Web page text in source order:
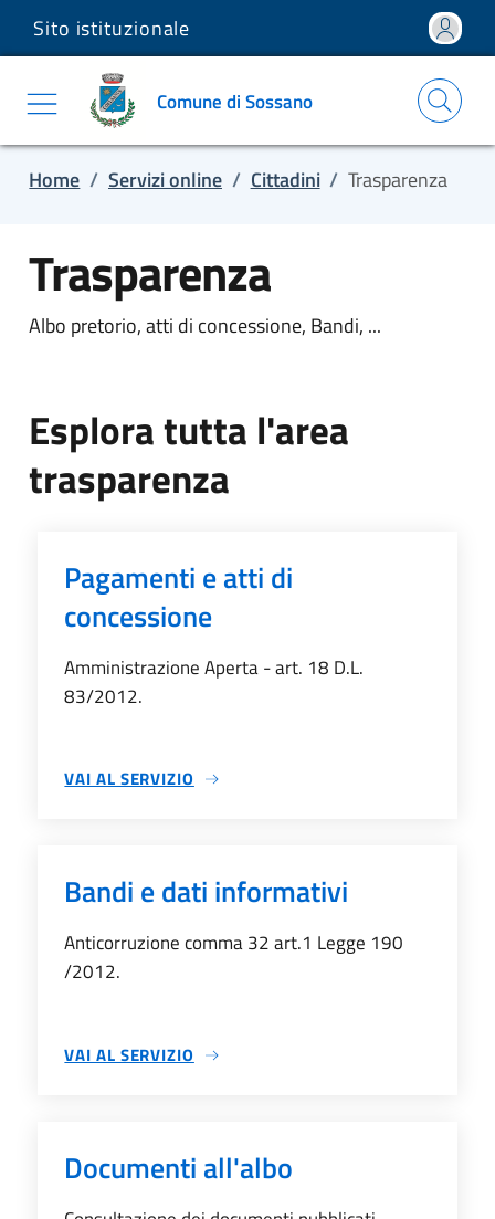
Salta e vai al contenuto
Salta e vai al footer
Sito istituzionale
Comune di Sossano
Home / Servizi online / Cittadini / Trasparenza
Trasparenza
Albo pretorio, atti di concessione, Bandi, ...
Esplora tutta l'area
trasparenza
Pagamenti e atti di
concessione
Amministrazione Aperta - art. 18 D.L.
83/2012.
VAI AL SERVIZIO
SU PAGAMENTI E ATTI DI CONCESSIONE
Bandi e dati informativi
Anticorruzione comma 32 art.1 Legge 190
/2012.
VAI AL SERVIZIO
SU BANDI E DATI INFORMATIVI
Documenti all'albo